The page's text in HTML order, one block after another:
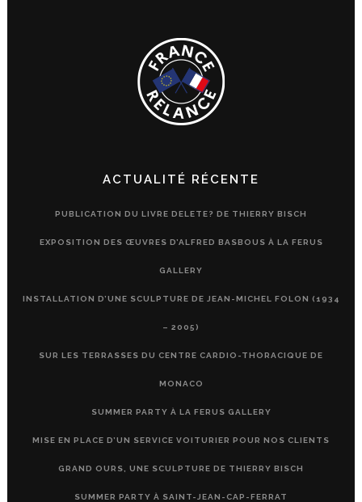
ACTUALITÉ RÉCENTE
PUBLICATION DU LIVRE DELETE? DE THIERRY BISCH
EXPOSITION DES ŒUVRES D’ALFRED BASBOUS À LA FERUS
GALLERY
INSTALLATION D’UNE SCULPTURE DE JEAN-MICHEL FOLON (1934
– 2005)
SUR LES TERRASSES DU CENTRE CARDIO-THORACIQUE DE
MONACO
SUMMER PARTY À LA FERUS GALLERY
MISE EN PLACE D’UN SERVICE VOITURIER POUR NOS CLIENTS
GRAND OURS, UNE SCULPTURE DE THIERRY BISCH
SUMMER PARTY À SAINT-JEAN-CAP-FERRAT